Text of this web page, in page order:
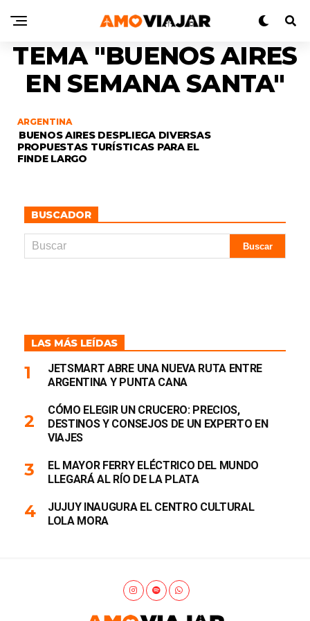
TEMA "BUENOS AIRES
EN SEMANA SANTA"
ARGENTINA
BUENOS AIRES DESPLIEGA DIVERSAS
PROPUESTAS TURÍSTICAS PARA EL
FINDE LARGO
BUSCADOR
LAS MÁS LEÍDAS
JETSMART ABRE UNA NUEVA RUTA ENTRE
ARGENTINA Y PUNTA CANA
CÓMO ELEGIR UN CRUCERO: PRECIOS,
DESTINOS Y CONSEJOS DE UN EXPERTO EN
VIAJES
EL MAYOR FERRY ELÉCTRICO DEL MUNDO
LLEGARÁ AL RÍO DE LA PLATA
JUJUY INAUGURA EL CENTRO CULTURAL
LOLA MORA